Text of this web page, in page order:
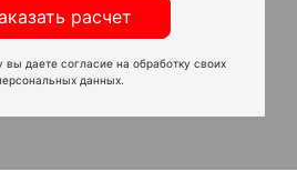
расчет
даете согласие на обработку своих
данных.